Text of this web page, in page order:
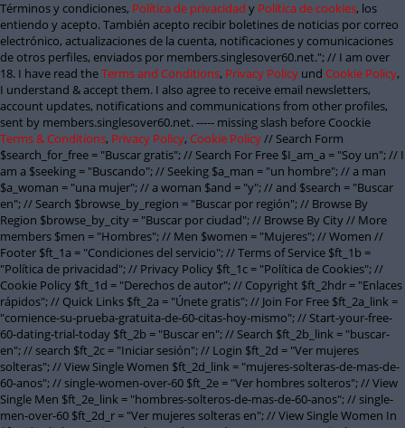
Términos y condiciones, Política de privacidad y Política de cookies, los
entiendo y acepto. También acepto recibir boletines de noticias por correo
electrónico, actualizaciones de la cuenta, notificaciones y comunicaciones
de otros perfiles, enviados por members.singlesover60.net."; // I am over
18. I have read theTerms and Conditions, Privacy Policy und Cookie Policy,
I understand & accept them. I also agree to receive email newsletters,
account updates, notifications and communications from other profiles,
sent by members.singlesover60.net. ----- missing slash before Coockie
Terms & Conditions, Privacy Policy, Cookie Policy// Search Form
$search_for_free = "Buscar gratis"; // Search For Free $I_am_a = "Soy un"; // I
am a $seeking = "Buscando"; // Seeking $a_man = "un hombre"; // a man
$a_woman = "una mujer"; // a woman $and = "y"; // and $search = "Buscar
en"; // Search $browse_by_region = "Buscar por región"; // Browse By
Region $browse_by_city = "Buscar por ciudad"; // Browse By City // More
members $men = "Hombres"; // Men $women = "Mujeres"; // Women //
Footer $ft_1a = "Condiciones del servicio"; // Terms of Service $ft_1b =
"Política de privacidad"; // Privacy Policy $ft_1c = "Política de Cookies"; //
Cookie Policy $ft_1d = "Derechos de autor"; // Copyright $ft_2hdr = "Enlaces
rápidos"; // Quick Links $ft_2a = "Únete gratis"; // Join For Free $ft_2a_link =
"comience-su-prueba-gratuita-de-60-citas-hoy-mismo"; // Start-your-free-
60-dating-trial-today $ft_2b = "Buscar en"; // Search $ft_2b_link = "buscar-
en"; // search $ft_2c = "Iniciar sesión"; // Login $ft_2d = "Ver mujeres
solteras"; // View Single Women $ft_2d_link = "mujeres-solteras-de-mas-de-
60-anos"; // single-women-over-60 $ft_2e = "Ver hombres solteros"; // View
Single Men $ft_2e_link = "hombres-solteros-de-mas-de-60-anos"; // single-
men-over-60 $ft_2d_r = "Ver mujeres solteras en"; // View Single Women In